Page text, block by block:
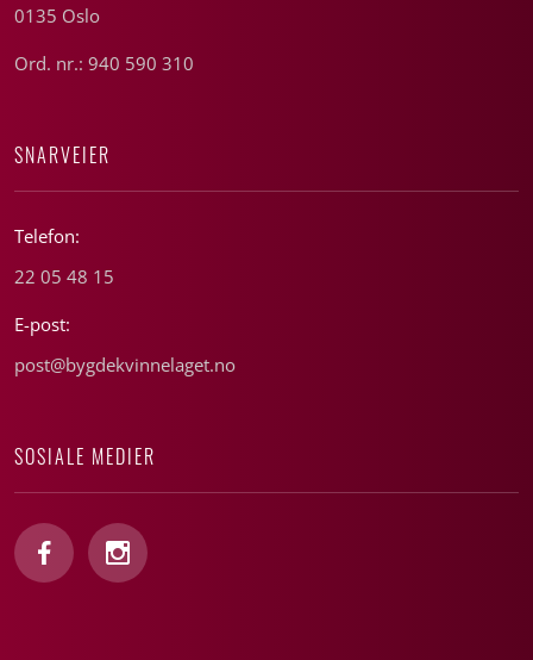
0135 Oslo
Ord. nr.: 940 590 310
SNARVEIER
Telefon:
22 05 48 15
E-post:
post@bygdekvinnelaget.no
SOSIALE MEDIER